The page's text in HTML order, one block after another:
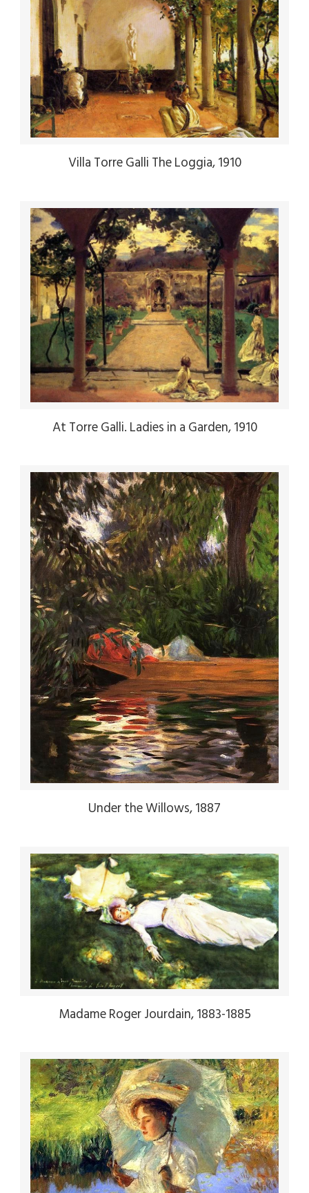
Villa Torre Galli The Loggia, 1910
At Torre Galli. Ladies in a Garden, 1910
Under the Willows, 1887
Madame Roger Jourdain, 1883-1885